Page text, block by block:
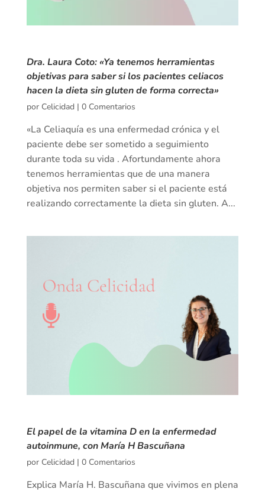
Dra. Laura Coto: «Ya tenemos herramientas
objetivas para saber si los pacientes celiacos
hacen la dieta sin gluten de forma correcta»
por Celicidad| 0 Comentarios
«La Celiaquía es una enfermedad crónica y el
paciente debe ser sometido a seguimiento
durante toda su vida . Afortundamente ahora
tenemos herramientas que de una manera
objetiva nos permiten saber si el paciente está
realizando correctamente la dieta sin gluten. A...
El papel de la vitamina D en la enfermedad
autoinmune, con María H Bascuñana
por Celicidad| 0 Comentarios
Explica María H. Bascuñana que vivimos en plena